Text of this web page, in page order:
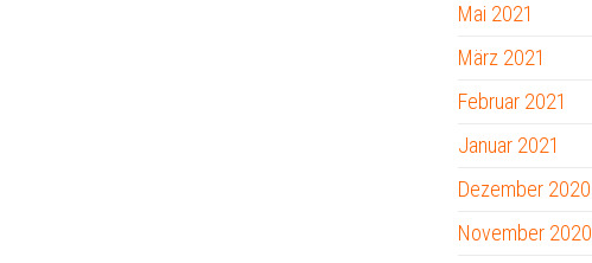
Mai 2021
März 2021
Februar 2021
Januar 2021
Dezember 2020
November 2020